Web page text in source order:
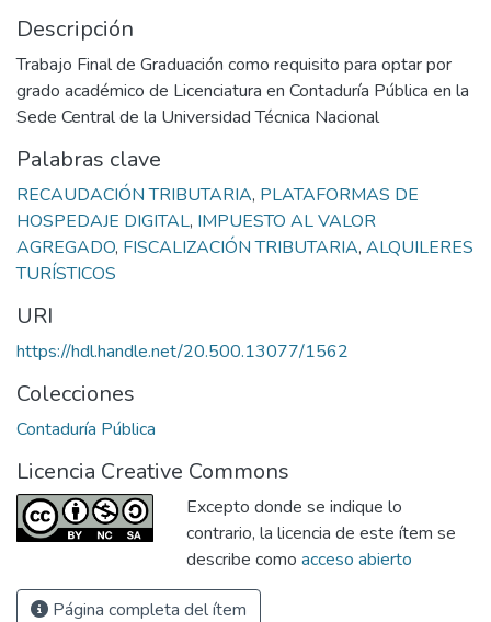
Descripción
Trabajo Final de Graduación como requisito para optar por
grado académico de Licenciatura en Contaduría Pública en la
Sede Central de la Universidad Técnica Nacional
Palabras clave
RECAUDACIÓN TRIBUTARIA, PLATAFORMAS DE
HOSPEDAJE DIGITAL, IMPUESTO AL VALOR
AGREGADO, FISCALIZACIÓN TRIBUTARIA, ALQUILERES
TURÍSTICOS
URI
https://hdl.handle.net/20.500.13077/1562
Colecciones
Contaduría Pública
Licencia Creative Commons
Excepto donde se indique lo
contrario, la licencia de este ítem se
describe como acceso abierto
Página completa del ítem